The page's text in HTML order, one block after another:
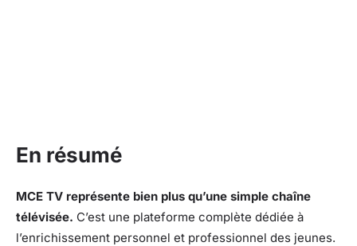
En résumé
MCE TV représente bien plus qu’une simple chaîne
télévisée. C’est une plateforme complète dédiée à
l’enrichissement personnel et professionnel des jeunes.